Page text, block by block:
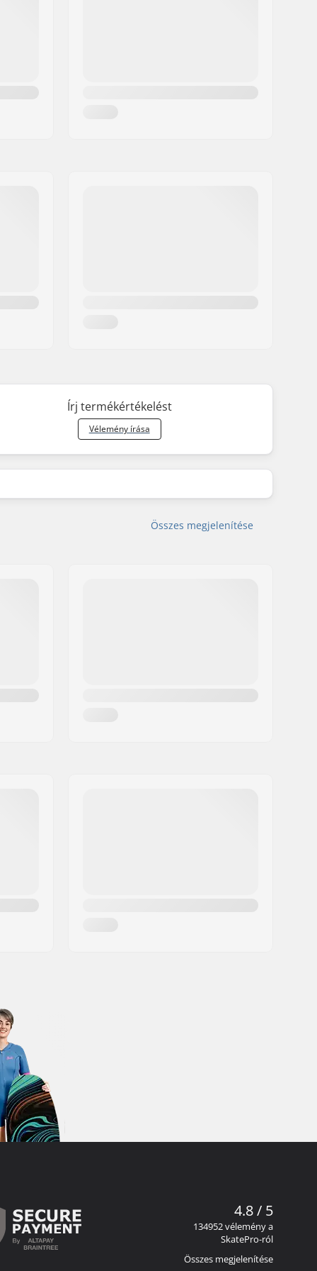
Írj termékértékelést
Vélemény írása
Összes megjelenítése
4.8 / 5
134952 vélemény a
SkatePro-ról
Összes megjelenítése